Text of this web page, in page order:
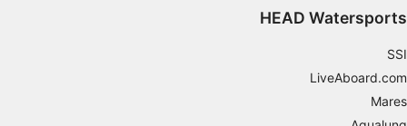
HEAD Watersports
SSI
LiveAboard.com
Mares